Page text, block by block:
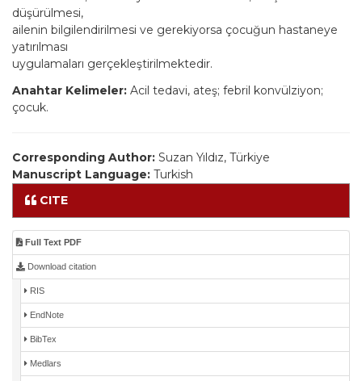
düşürülmesi,
ailenin bilgilendirilmesi ve gerekiyorsa çocuğun hastaneye
yatırılması
uygulamaları gerçekleştirilmektedir.
Anahtar Kelimeler: Acil tedavi, ateş; febril konvülziyon;
çocuk.
Corresponding Author: Suzan Yıldız, Türkiye
Manuscript Language: Turkish
CITE
Full Text PDF
Download citation
RIS
EndNote
BibTex
Medlars